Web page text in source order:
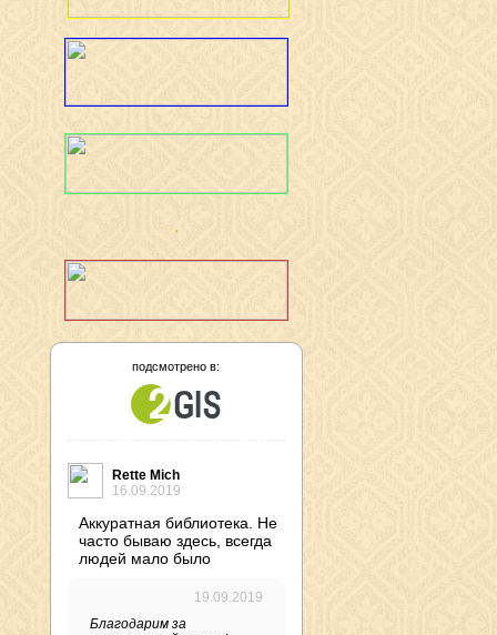
подсмотрено в:
Rette Mich
16.09.2019
Аккуратная библиотека. Не
часто бываю здесь, всегда
людей мало было
19.09.2019
Благодарим за